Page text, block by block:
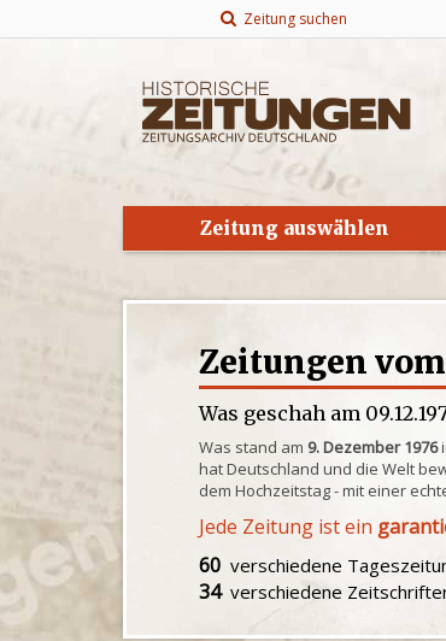
Zeitung suchen
Zeitung auswählen
Zeitungen vom
Was geschah am
Was stand am 9. Dezember 1976
hat Deutschland und die Welt
dem Hochzeitstag - mit einer
Jede Zeitung ist ein
60 verschiedene
34verschiedene